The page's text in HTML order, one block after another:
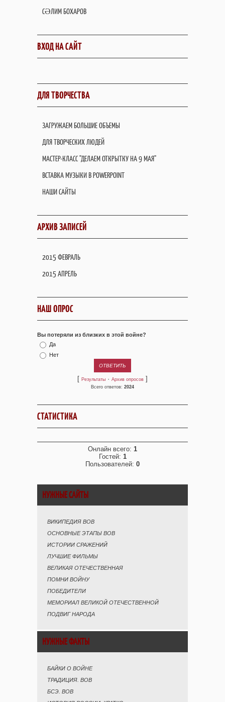
СӘЛИМ БОХАРОВ
ВХОД НА САЙТ
ДЛЯ ТВОРЧЕСТВА
ЗАГРУЖАЕМ БОЛЬШИЕ ОБЪЕМЫ
ДЛЯ ТВОРЧЕСКИХ ЛЮДЕЙ
МАСТЕР-КЛАСС "ДЕЛАЕМ ОТКРЫТКУ НА 9 МАЯ"
ВСТАВКА МУЗЫКИ В POWERPOINT
НАШИ САЙТЫ
АРХИВ ЗАПИСЕЙ
2015 ФЕВРАЛЬ
2015 АПРЕЛЬ
НАШ ОПРОС
Вы потеряли из близких в этой войне?
Да
Нет
[ Результаты · Архив опросов ]
Всего ответов: 2024
СТАТИСТИКА
Онлайн всего: 1
Гостей: 1
Пользователей: 0
НУЖНЫЕ САЙТЫ
ВИКИПЕДИЯ ВОВ
ОСНОВНЫЕ ЭТАПЫ ВОВ
ИСТОРИИ СРАЖЕНИЙ
ЛУЧШИЕ ФИЛЬМЫ
ВЕЛИКАЯ ОТЕЧЕСТВЕННАЯ
ПОМНИ ВОЙНУ
ПОБЕДИТЕЛИ
МЕМОРИАЛ ВЕЛИКОЙ ОТЕЧЕСТВЕННОЙ
ПОДВИГ НАРОДА
НУЖНЫЕ ФАКТЫ
БАЙКИ О ВОЙНЕ
ТРАДИЦИЯ. ВОВ
БСЭ. ВОВ